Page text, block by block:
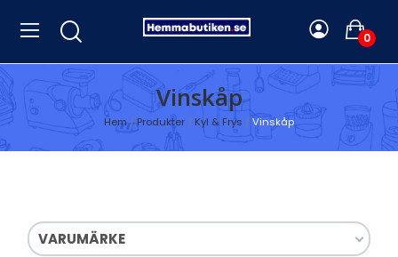
0
Vinskåp
Hem Produkter Kyl & Frys Vinskåp
VARUMÄRKE